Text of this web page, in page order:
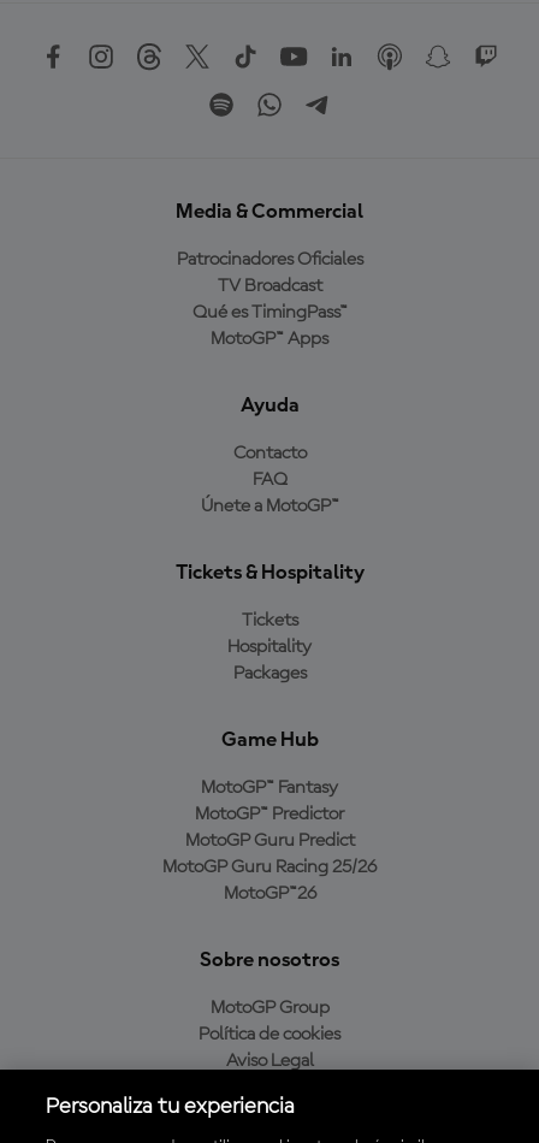
Media & Commercial
Patrocinadores Oficiales
TV Broadcast
Qué es TimingPass™
MotoGP™ Apps
Ayuda
Contacto
FAQ
Únete a MotoGP™
Tickets & Hospitality
Tickets
Hospitality
Packages
Game Hub
MotoGP™ Fantasy
MotoGP™ Predictor
MotoGP Guru Predict
MotoGP Guru Racing 25/26
MotoGP™26
Sobre nosotros
MotoGP Group
Política de cookies
Aviso Legal
Política de compra
Personaliza tu experiencia